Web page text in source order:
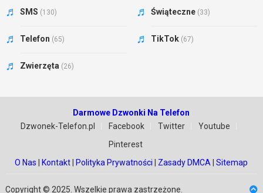
SMS (130) Świąteczne (33)
Telefon (65) TikTok (67)
Zwierzęta (26)
Darmowe Dzwonki Na Telefon
Dzwonek-Telefon.pl
Facebook Twitter
Youtube
Pinterest
O Nas
Kontakt Polityka Prywatności Zasady DMCA |Sitemap
Copyright © 2025. Wszelkie prawa zastrzeżone.